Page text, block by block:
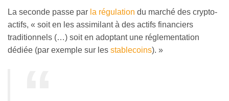
La seconde passe par la régulation du marché des crypto-
actifs, « soit en les assimilant à des actifs financiers
traditionnels (…) soit en adoptant une réglementation
dédiée (par exemple sur les stablecoins). »